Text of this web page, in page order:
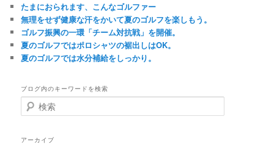
たまにおられます、こんなゴルファー
無理をせず健康な汗をかいて夏のゴルフを楽しもう。
ゴルフ振興の一環「チーム対抗戦」を開催。
夏のゴルフではポロシャツの裾出しはOK。
夏のゴルフでは水分補給をしっかり。
ブログ内のキーワードを検索
検
索
アーカイブ